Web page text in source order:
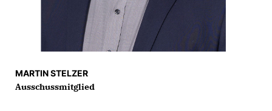
MARTIN STELZER
Ausschussmitglied